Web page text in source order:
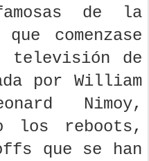
de la
comenzase
televisión de
por William
Nimoy,
los reboots,
que se han